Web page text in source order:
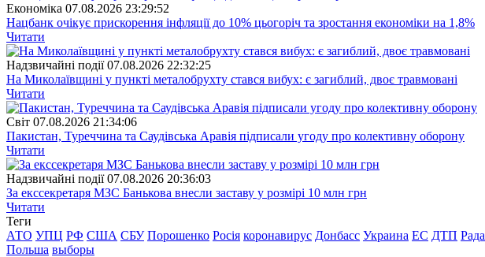
Економіка 07.08.2026 23:29:52
Нацбанк очікує прискорення інфляції до 10% цьогоріч та зростання економіки на 1,8%
Читати
Надзвичайні події 07.08.2026 22:32:25
На Миколаївщині у пункті металобрухту стався вибух: є загиблий, двоє травмовані
Читати
Свiт 07.08.2026 21:34:06
Пакистан, Туреччина та Саудівська Аравія підписали угоду про колективну оборону
Читати
Надзвичайні події 07.08.2026 20:36:03
За екссекретаря МЗС Банькова внесли заставу у розмірі 10 млн грн
Читати
Теги
АТО УПЦ РФ США СБУ Порошенко Росія коронавирус Донбасс Украина ЕС ДТП Рада
Польша выборы